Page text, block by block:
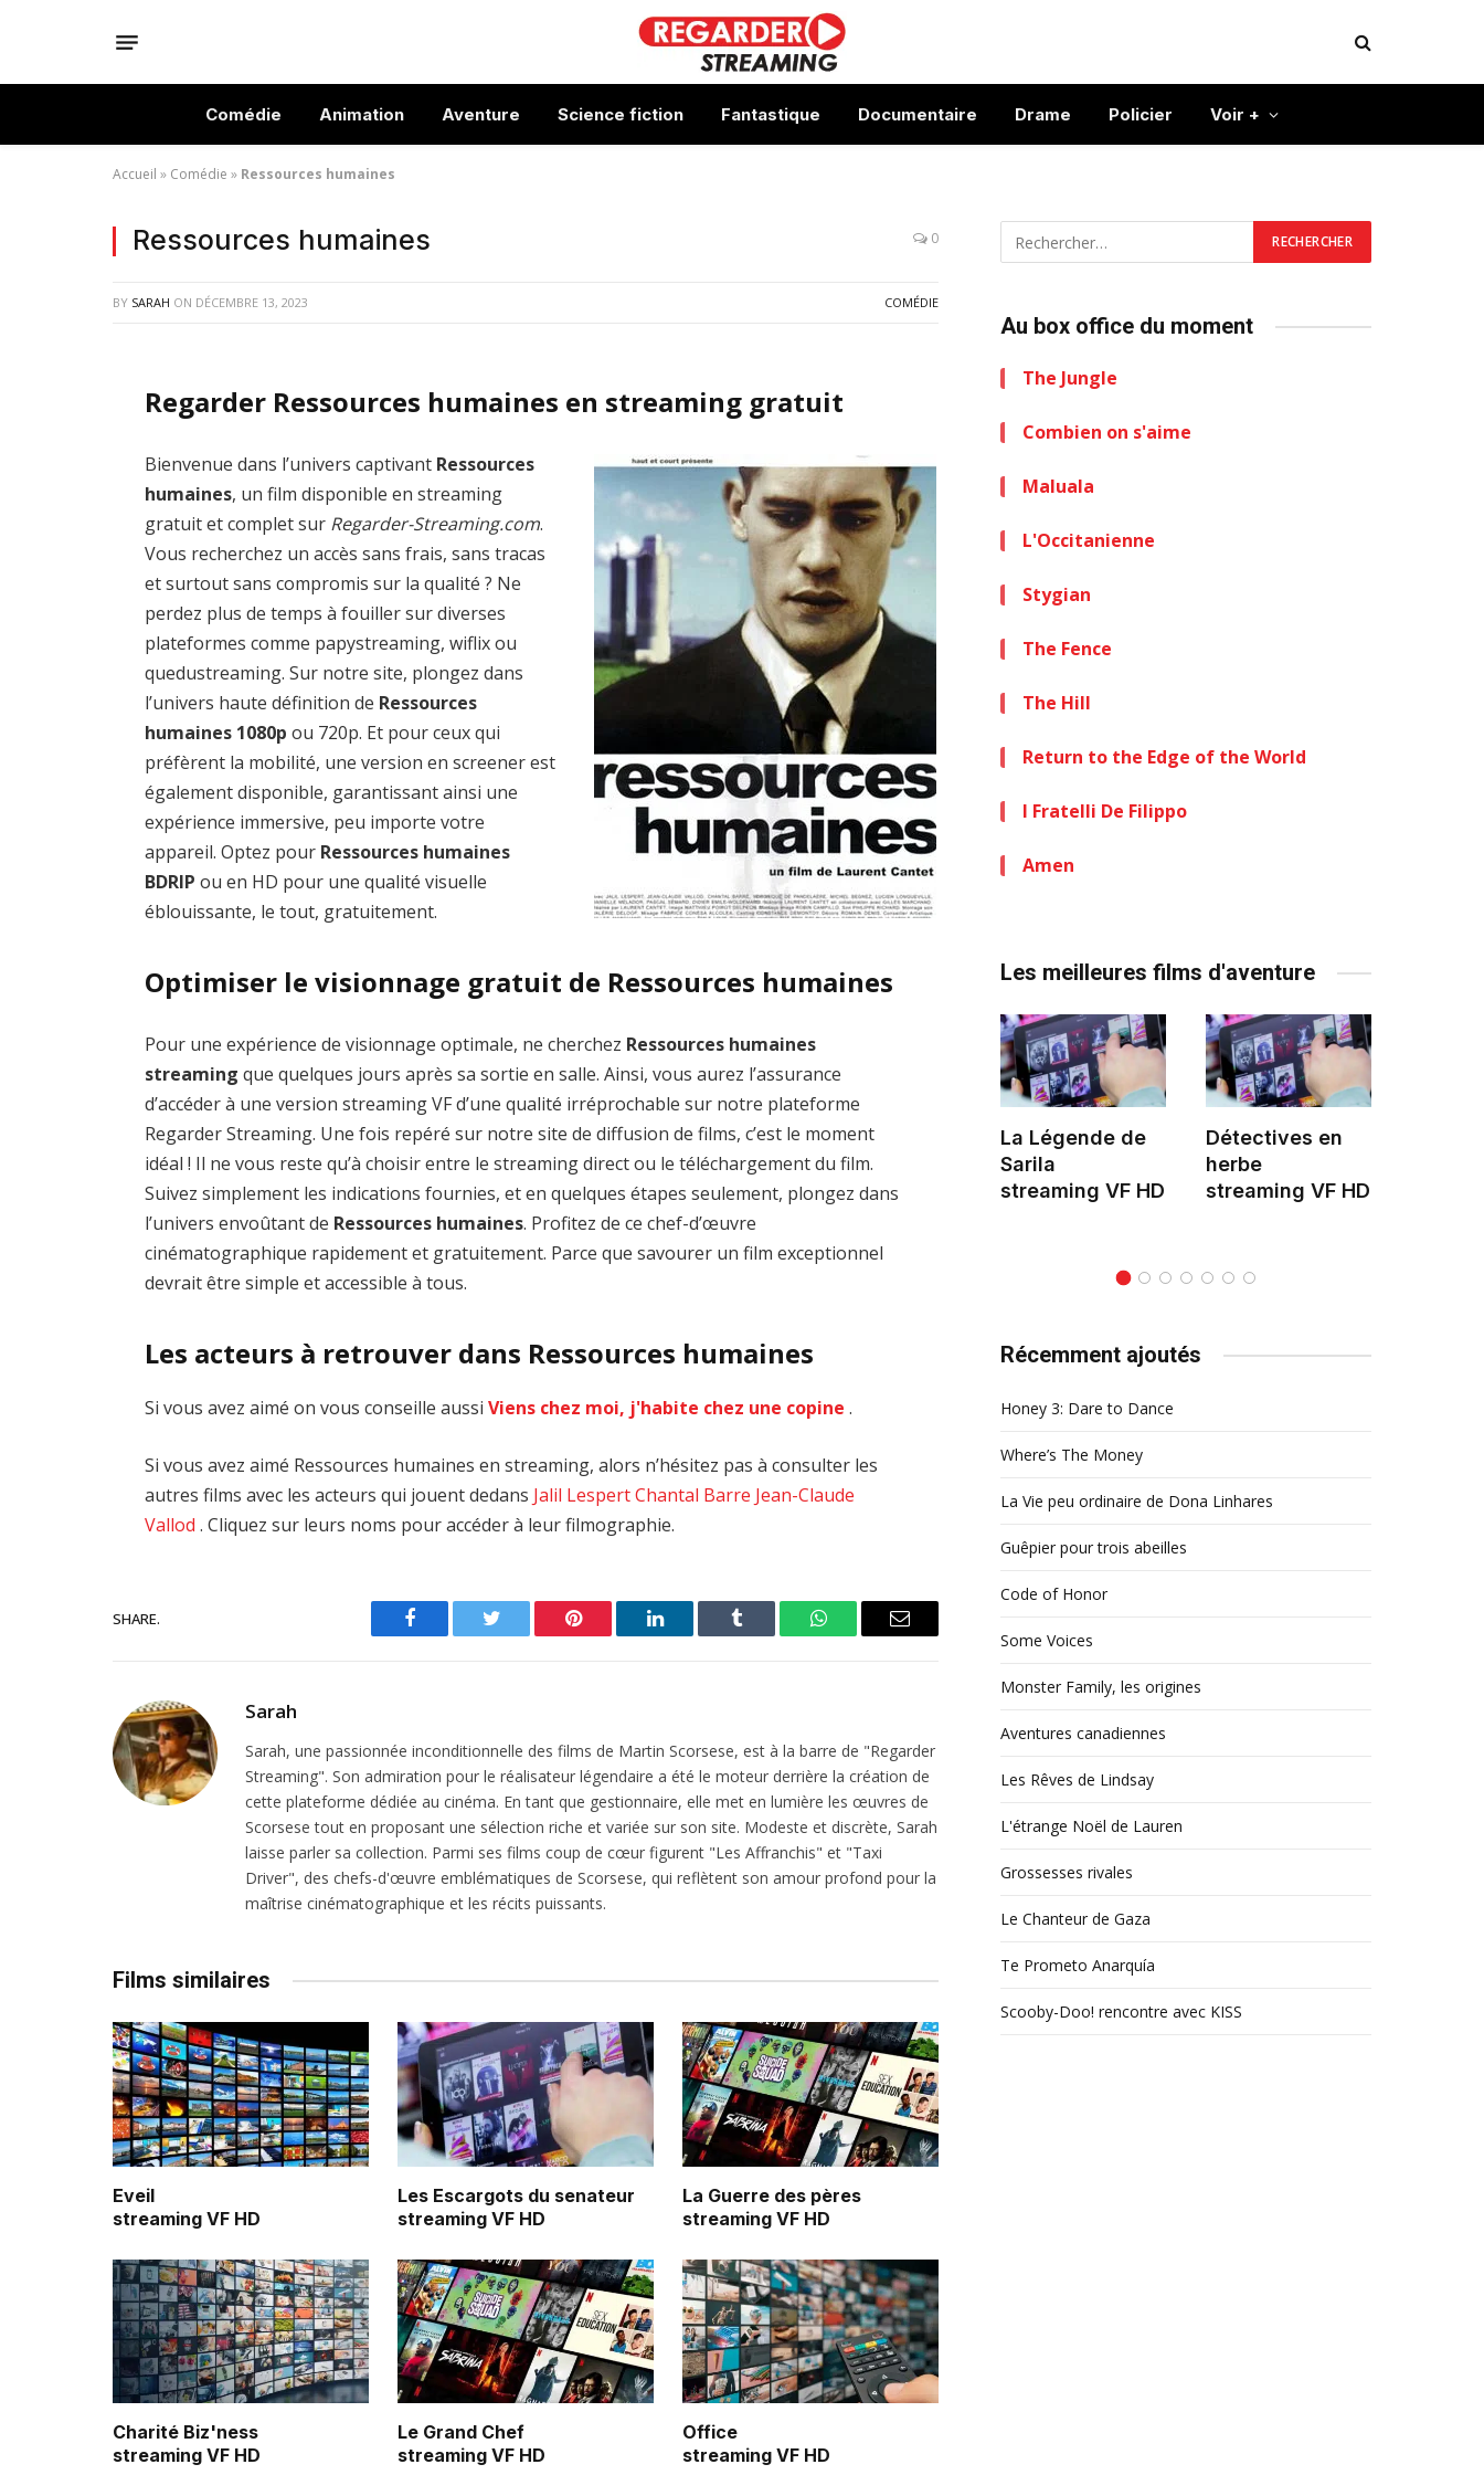
Comédie Animation Aventure Science fiction Fantastique Documentaire Drame Policier Voir +
Accueil » Comédie » Ressources humaines
Ressources humaines 0
BY SARAH ON DÉCEMBRE 13, 2023 COMÉDIE
Regarder Ressources humaines en streaming gratuit
Bienvenue dans l’univers captivant Ressources
humaines, un film disponible en streaming
gratuit et complet sur Regarder-Streaming.com.
Vous recherchez un accès sans frais, sans tracas
et surtout sans compromis sur la qualité ? Ne
perdez plus de temps à fouiller sur diverses
plateformes comme papystreaming, wiflix ou
quedustreaming. Sur notre site, plongez dans
l’univers haute définition de Ressources
humaines 1080p ou 720p. Et pour ceux qui
préfèrent la mobilité, une version en screener est
également disponible, garantissant ainsi une
expérience immersive, peu importe votre
appareil. Optez pour Ressources humaines
BDRIP ou en HD pour une qualité visuelle
éblouissante, le tout, gratuitement.
Optimiser le visionnage gratuit de Ressources humaines
Pour une expérience de visionnage optimale, ne cherchez Ressources humaines
streaming que quelques jours après sa sortie en salle. Ainsi, vous aurez l’assurance
d’accéder à une version streaming VF d’une qualité irréprochable sur notre plateforme
Regarder Streaming. Une fois repéré sur notre site de diffusion de films, c’est le moment
idéal ! Il ne vous reste qu’à choisir entre le streaming direct ou le téléchargement du film.
Suivez simplement les indications fournies, et en quelques étapes seulement, plongez dans
l’univers envoûtant de Ressources humaines. Profitez de ce chef-d’œuvre
cinématographique rapidement et gratuitement. Parce que savourer un film exceptionnel
devrait être simple et accessible à tous.
Les acteurs à retrouver dans Ressources humaines
Si vous avez aimé on vous conseille aussiViens chez moi, j'habite chez une copine .
Si vous avez aimé Ressources humaines en streaming, alors n’hésitez pas à consulter les
autres films avec les acteurs qui jouent dedans Jalil Lespert Chantal Barre Jean-Claude
Vallod . Cliquez sur leurs noms pour accéder à leur filmographie.
SHARE.
Facebook Twitter Pinterest LinkedIn Tumblr WhatsAppEmail
Sarah
Sarah, une passionnée inconditionnelle des films de Martin Scorsese, est à la barre de "Regarder
Streaming". Son admiration pour le réalisateur légendaire a été le moteur derrière la création de
cette plateforme dédiée au cinéma. En tant que gestionnaire, elle met en lumière les œuvres de
Scorsese tout en proposant une sélection riche et variée sur son site. Modeste et discrète, Sarah
laisse parler sa collection. Parmi ses films coup de cœur figurent "Les Affranchis" et "Taxi
Driver", des chefs-d'œuvre emblématiques de Scorsese, qui reflètent son amour profond pour la
maîtrise cinématographique et les récits puissants.
Films similaires
Eveil
streaming VF HD
Les Escargots du senateur
streaming VF HD
La Guerre des pères
streaming VF HD
Charité Biz'ness
streaming VF HD
Le Grand Chef
streaming VF HD
Office
streaming VF HD
Au box office du moment
The Jungle
Combien on s'aime
Maluala
L'Occitanienne
Stygian
The Fence
The Hill
Return to the Edge of the World
I Fratelli De Filippo
Amen
Les meilleures films d'aventure
Zenon: Girl of
the 21st Century
streaming VF HD
La Légende des
1000 dragons
streaming VF HD
La Légende de
Sarila
streaming VF HD
Détectives en
herbe
streaming VF HD
Récemment ajoutés
Honey 3: Dare to Dance
Where’s The Money
La Vie peu ordinaire de Dona Linhares
Guêpier pour trois abeilles
Code of Honor
Some Voices
Monster Family, les origines
Aventures canadiennes
Les Rêves de Lindsay
L'étrange Noël de Lauren
Grossesses rivales
Le Chanteur de Gaza
Te Prometo Anarquía
Scooby-Doo! rencontre avec KISS